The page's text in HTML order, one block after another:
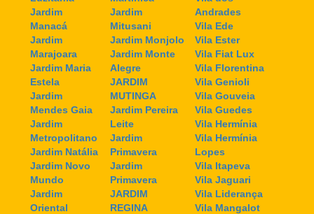
Jardim
Manacá
Jardim
Marajoara
Jardim Maria
Estela
Jardim
Mendes Gaia
Jardim
Metropolitano
Jardim Natália
Jardim Novo
Mundo
Jardim
Oriental
Jardim
Mitusani
Jardim Monjolo
Jardim Monte
Alegre
JARDIM
MUTINGA
Jardim Pereira
Leite
Jardim
Primavera
Jardim
Primavera
JARDIM
REGINA
Andrades
Vila Ede
Vila Ester
Vila Fiat Lux
Vila Florentina
Vila Genioli
Vila Gouveia
Vila Guedes
Vila Hermínia
Vila Hermínia
Lopes
Vila Itapeva
Vila Jaguari
Vila Liderança
Vila Mangalot